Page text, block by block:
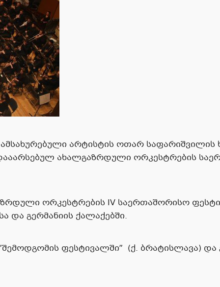
არტისტის ოთარ
ახალგაზრდული ორკესტრების
ორკესტრების IV საერთაშორისო
და გერმანიის ქალაქებში.
ფესტივალში” (ქ. ბრატისლავა)